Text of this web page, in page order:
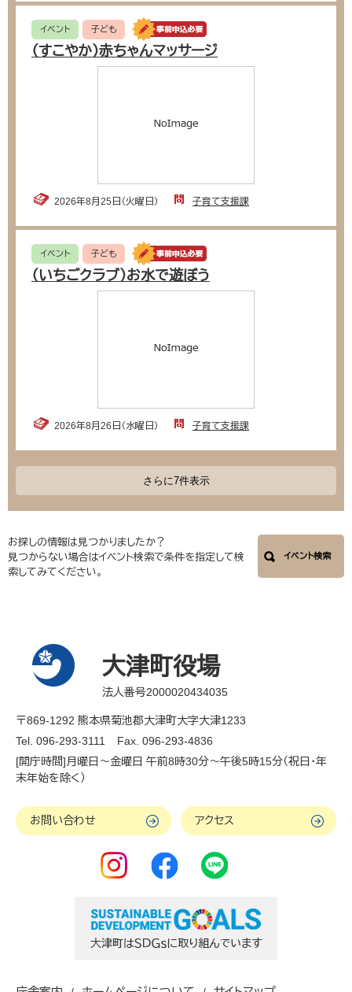
イベント 子ども
（すこやか）赤ちゃんマッサージ
2026年8月25日（火曜日） 子育て支援課
イベント 子ども
（いちごクラブ）お水で遊ぼう
2026年8月26日（水曜日） 子育て支援課
さらに7件表示
お探しの情報は見つかりましたか？
見つからない場合はイベント検索で条件を指定して検
索してみてください。
イベント検索
大津町役場
法人番号2000020434035
〒869-1292 熊本県菊池郡大津町大字大津1233
Tel. 096-293-3111
Fax. 096-293-4836
[開庁時間]月曜日～金曜日 午前8時30分～午後5時15分（祝日・年
末年始を除く）
お問い合わせ アクセス